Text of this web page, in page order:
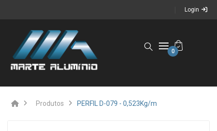
Login
0
Produtos PERFIL D-079 - 0,523Kg/m